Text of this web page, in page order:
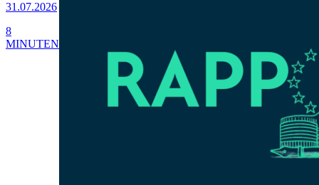
31.07.2026
8
MINUTEN